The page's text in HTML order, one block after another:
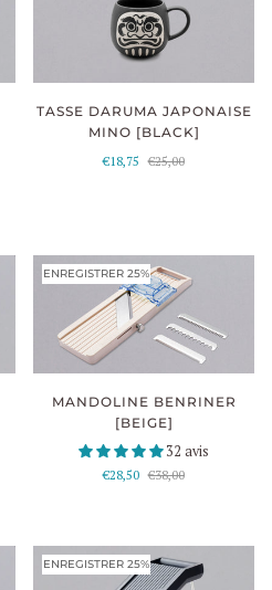
TASSE DARUMA JAPONAISE
MINO [BLACK]
€18,75 €25,00
ENREGISTRER 25%
MANDOLINE BENRINER
[BEIGE]
32 avis
€28,50 €38,00
ENREGISTRER 25%